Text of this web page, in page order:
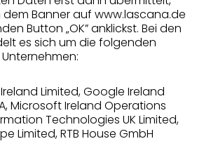
Versandkosten
Banner auf www.lascana.de
Button „OK” anklickst. Bei den
es sich um die folgenden
Unternehmen:
Limited, Google Ireland
Microsoft Ireland Operations
Technologies UK Limited,
Limited, RTB House GmbH